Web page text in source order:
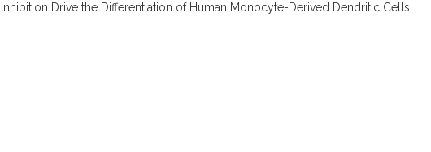
Drive the Differentiation of Human Monocyte-Derived Dendritic Cells